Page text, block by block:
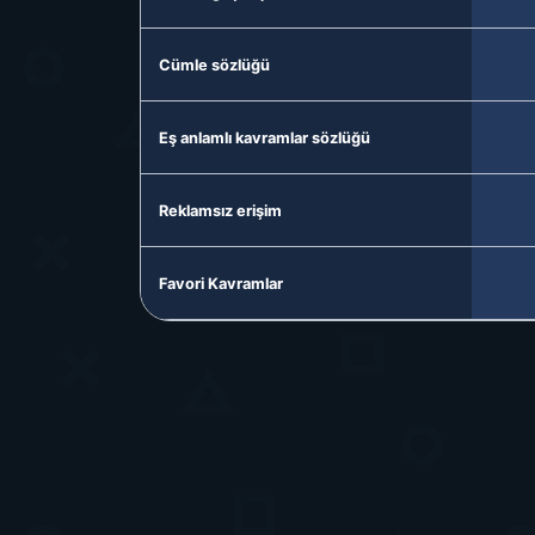
Cümle sözlüğü
Eş anlamlı kavramlar sözlüğü
Reklamsız erişim
Favori Kavramlar